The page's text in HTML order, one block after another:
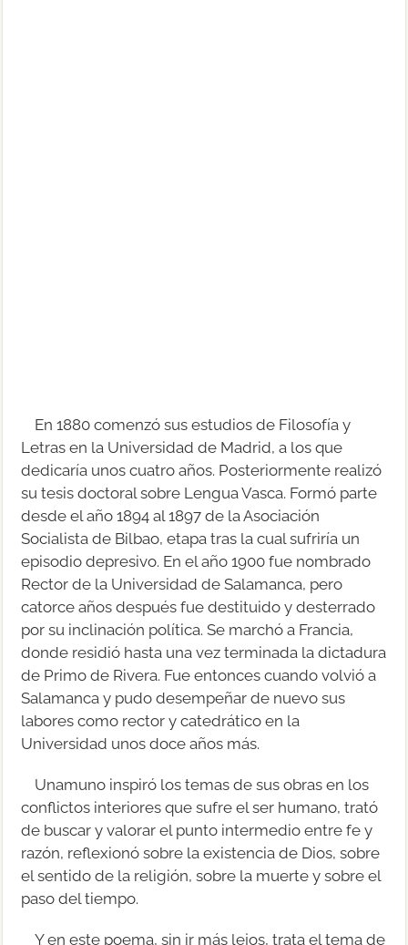
En 1880 comenzó sus estudios de Filosofía y
Letras en la Universidad de Madrid, a los que
dedicaría unos cuatro años. Posteriormente realizó
su tesis doctoral sobre Lengua Vasca. Formó parte
desde el año 1894 al 1897 de la Asociación
Socialista de Bilbao, etapa tras la cual sufriría un
episodio depresivo. En el año 1900 fue nombrado
Rector de la Universidad de Salamanca, pero
catorce años después fue destituido y desterrado
por su inclinación política. Se marchó a Francia,
donde residió hasta una vez terminada la dictadura
de Primo de Rivera. Fue entonces cuando volvió a
Salamanca y pudo desempeñar de nuevo sus
labores como rector y catedrático en la
Universidad unos doce años más.
Unamuno inspiró los temas de sus obras en los
conflictos interiores que sufre el ser humano, trató
de buscar y valorar el punto intermedio entre fe y
razón, reflexionó sobre la existencia de Dios, sobre
el sentido de la religión, sobre la muerte y sobre el
paso del tiempo.
Y en este poema, sin ir más lejos, trata el tema de